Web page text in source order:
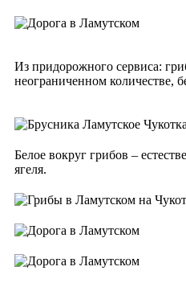
Из придорожного сервиса:
неограниченном количестве,
Белое вокруг грибов –
ягеля.